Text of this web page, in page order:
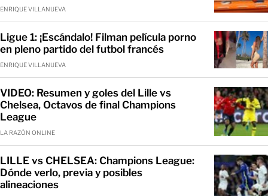
ENRIQUE VILLANUEVA
Ligue 1: ¡Escándalo! Filman película porno
en pleno partido del futbol francés
ENRIQUE VILLANUEVA
VIDEO: Resumen y goles del Lille vs
Chelsea, Octavos de final Champions
League
LA RAZÓN ONLINE
LILLE vs CHELSEA: Champions League:
Dónde verlo, previa y posibles
alineaciones